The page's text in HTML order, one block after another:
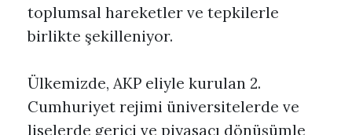
toplumsal hareketler ve tepkilerle
birlikte şekilleniyor.
Ülkemizde, AKP eliyle kurulan 2.
Cumhuriyet rejimi üniversitelerde ve
liselerde gerici ve piyasacı dönüşümle